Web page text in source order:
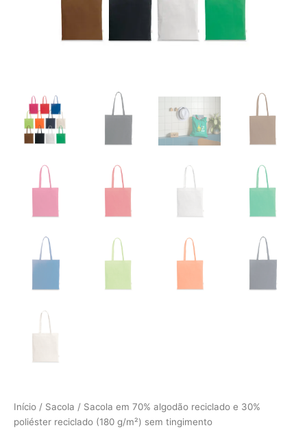
Início / Sacola / Sacola em 70% algodão reciclado e 30%
poliéster reciclado (180 g/m²) sem tingimento